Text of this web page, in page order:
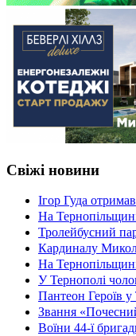
Свіжі новини
Ігор Гуда отримав
На
Тролейбусний
Кардиналу
На
У Тернополі
Пантеон Героїв у
Звання
Воїни 44-ї